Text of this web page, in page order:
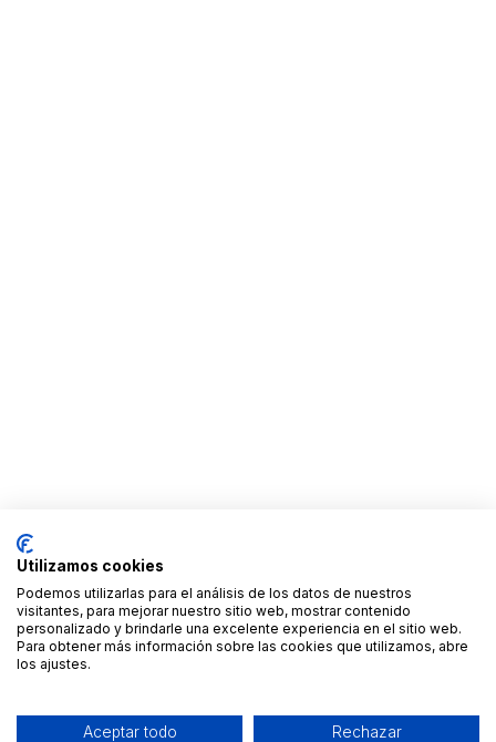
Utilizamos cookies
Podemos utilizarlas para el análisis de los datos de nuestros
visitantes, para mejorar nuestro sitio web, mostrar contenido
personalizado y brindarle una excelente experiencia en el sitio web.
Para obtener más información sobre las cookies que utilizamos, abre
los ajustes.
Aceptar todo Rechazar